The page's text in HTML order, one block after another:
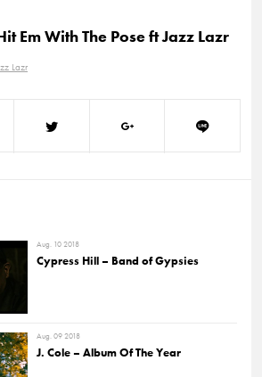
Em With The Pose ft Jazz Lazr
Lazr
Aug. 10 2018
Cypress Hill – Band of Gypsies
Aug. 09 2018
J. Cole – Album Of The Year